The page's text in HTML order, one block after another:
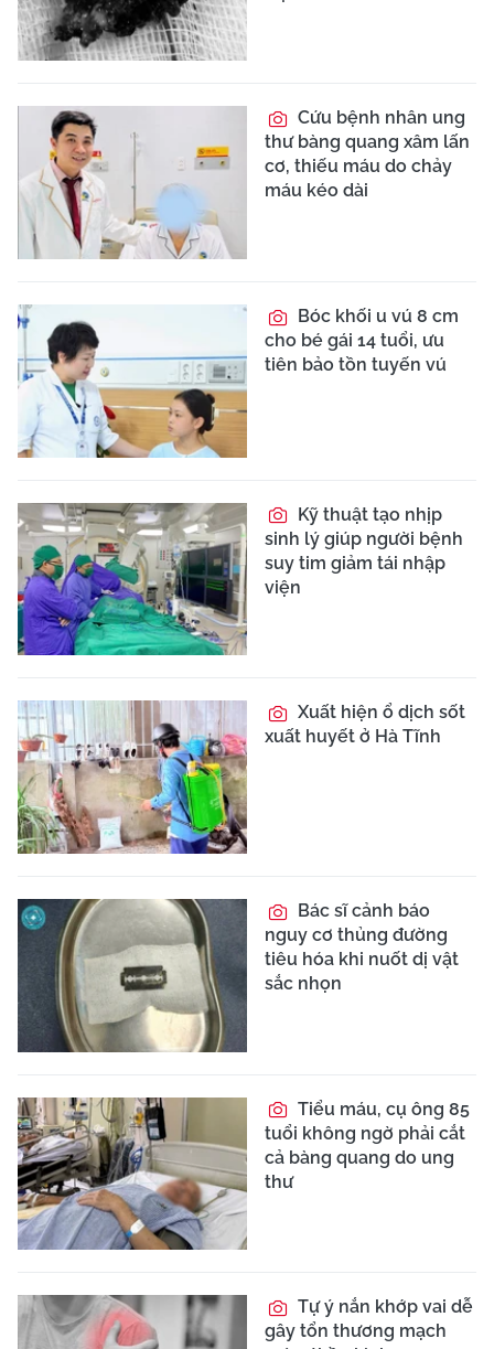
Cứu bệnh nhân ung
thư bàng quang xâm lấn
cơ, thiếu máu do chảy
máu kéo dài
Bóc khối u vú 8 cm
cho bé gái 14 tuổi, ưu
tiên bảo tồn tuyến vú
Kỹ thuật tạo nhịp
sinh lý giúp người bệnh
suy tim giảm tái nhập
viện
Xuất hiện ổ dịch sốt
xuất huyết ở Hà Tĩnh
Bác sĩ cảnh báo
nguy cơ thủng đường
tiêu hóa khi nuốt dị vật
sắc nhọn
Tiểu máu, cụ ông 85
tuổi không ngờ phải cắt
cả bàng quang do ung
thư
Tự ý nắn khớp vai dễ
gây tổn thương mạch